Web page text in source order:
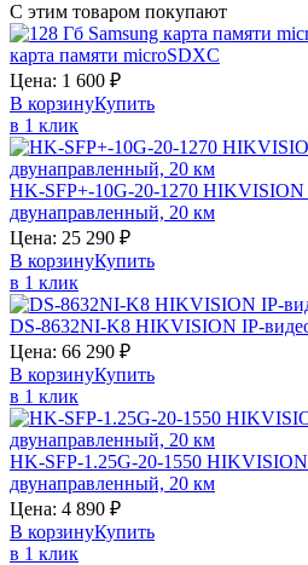
С этим товаром покупают
карта памяти microSDXC
Цена: 1 600 ₽
В корзинуКупить
в 1 клик
HK-SFP+-10G-20-1270 HIKVISION
двунаправленный, 20 км
Цена: 25 290 ₽
В корзинуКупить
в 1 клик
DS-8632NI-K8 HIKVISION IP-
Цена: 66 290 ₽
В корзинуКупить
в 1 клик
HK-SFP-1.25G-20-1550 HIKVISION
двунаправленный, 20 км
Цена: 4 890 ₽
В корзинуКупить
в 1 клик